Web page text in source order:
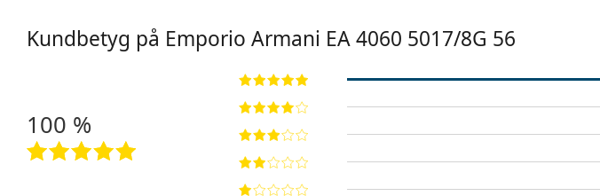
Kundbetyg på Emporio Armani EA 4060 5017/8G 56
100 %